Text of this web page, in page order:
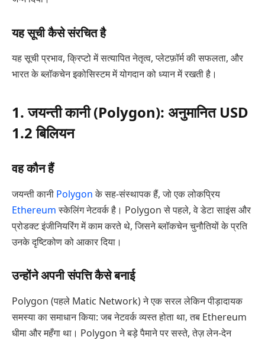
यह सूची कैसे संरचित है
यह सूची प्रभाव, क्रिप्टो में सत्यापित नेतृत्व, प्लेटफ़ॉर्म की सफलता, और
भारत के ब्लॉकचेन इकोसिस्टम में योगदान को ध्यान में रखती है।
1. जयन्ती कानी (Polygon): अनुमानित USD
1.2 बिलियन
वह कौन हैं
जयन्ती कानी Polygonके सह-संस्थापक हैं, जो एक लोकप्रिय
Ethereumस्केलिंग नेटवर्क है। Polygon से पहले, वे डेटा साइंस और
प्रोडक्ट इंजीनियरिंग में काम करते थे, जिसने ब्लॉकचेन चुनौतियों के प्रति
उनके दृष्टिकोण को आकार दिया।
उन्होंने अपनी संपत्ति कैसे बनाई
Polygon (पहले Matic Network) ने एक सरल लेकिन पीड़ादायक
समस्या का समाधान किया: जब नेटवर्क व्यस्त होता था, तब Ethereum
धीमा और महँगा था। Polygon ने बड़े पैमाने पर सस्ते, तेज़ लेन-देन